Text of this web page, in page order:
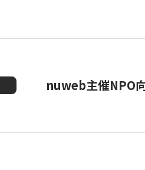
nuweb主催NPO向